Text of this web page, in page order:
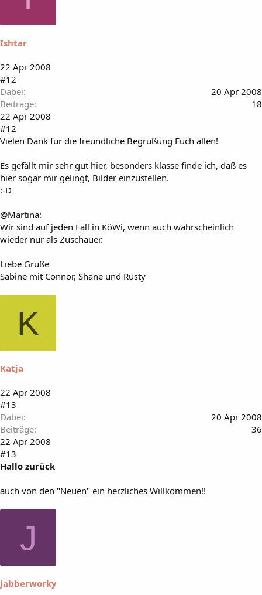
Ishtar
22 Apr 2008
#12
Dabei
20 Apr 2008
Beiträge
18
22 Apr 2008
#12
Vielen Dank für die freundliche Begrüßung Euch allen!
Es gefällt mir sehr gut hier, besonders klasse finde ich, daß es
hier sogar mir gelingt, Bilder einzustellen.
:-D
@Martina:
Wir sind auf jeden Fall in KöWi, wenn auch wahrscheinlich
wieder nur als Zuschauer.
Liebe Grüße
Sabine mit Connor, Shane und Rusty
K
Katja
22 Apr 2008
#13
Dabei
20 Apr 2008
Beiträge
36
22 Apr 2008
#13
Hallo zurück
auch von den "Neuen" ein herzliches Willkommen!!
J
jabberworky